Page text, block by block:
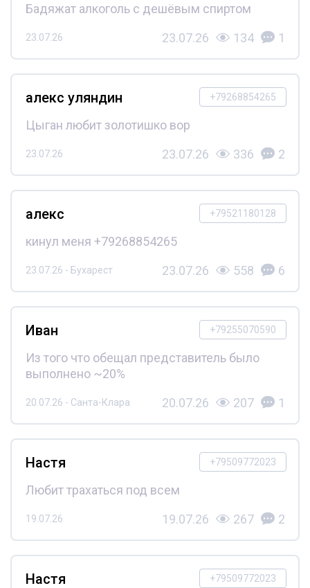
Бадяжат алкоголь с дешёвым спиртом
23.07.26 23.07.26 134 1
+79268854265
алекс уляндин
Цыган любит золотишко вор
23.07.26 23.07.26 336 2
+79521180128
алекс
кинул меня +79268854265
23.07.26 - Бухарест 23.07.26 558 6
+79255070590
Иван
Из того что обещал представитель было
выполнено ~20%
20.07.26 - Санта-Клара 20.07.26 207 1
+79509772023
Настя
Любит трахаться под всем
19.07.26 19.07.26 267 2
+79509772023
Настя